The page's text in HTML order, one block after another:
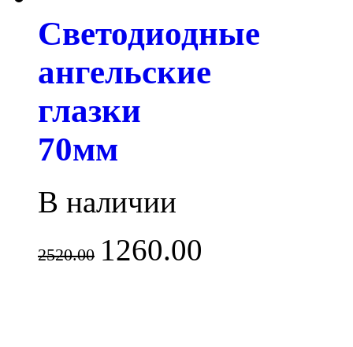
Светодиодные
ангельские
глазки
70мм
В наличии
2520.00 1260.00